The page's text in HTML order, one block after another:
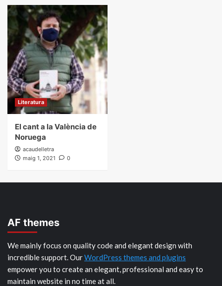
Literatura
El cant a la València de
Noruega
acaudelletra
maig 1, 2021
0
AF themes
We mainly focus on quality code and elegant design with
incredible support. OurWordPress themes and plugins
empower you to create an elegant, professional and easy to
maintain website in no time at all.